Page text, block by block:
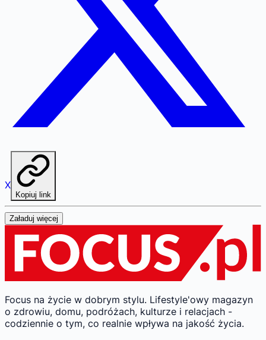
X
Kopiuj link
Załaduj więcej
Focus na życie w dobrym stylu. Lifestyle'owy magazyn
o zdrowiu, domu, podróżach, kulturze i relacjach -
codziennie o tym, co realnie wpływa na jakość życia.